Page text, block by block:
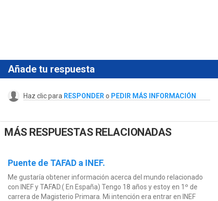
Añade tu respuesta
Haz clic para RESPONDER o PEDIR MÁS INFORMACIÓN
MÁS RESPUESTAS RELACIONADAS
Puente de TAFAD a INEF.
Me gustaría obtener información acerca del mundo relacionado
con INEF y TAFAD.( En España) Tengo 18 años y estoy en 1º de
carrera de Magisterio Primara. Mi intención era entrar en INEF